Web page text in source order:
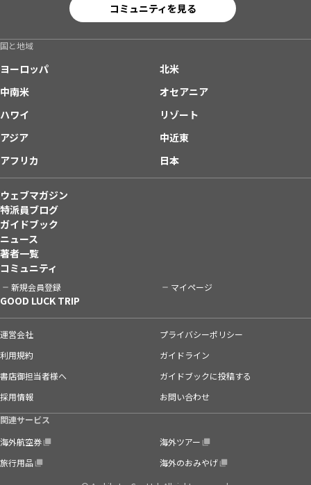
コミュニティを見る
国と地域
ヨーロッパ
北米
中南米
オセアニア
ハワイ
リゾート
アジア
中近東
アフリカ
日本
ウェブマガジン
特派員ブログ
ガイドブック
ニュース
著者一覧
コミュニティ
新規会員登録 マイページ
GOOD LUCK TRIP
運営会社
プライバシーポリシー
利用規約
ガイドライン
書店御担当者様へ
ガイドブックに投稿する
採用情報
お問い合わせ
関連サービス
海外航空券
海外ツアー
旅行用品
海外のおみやげ